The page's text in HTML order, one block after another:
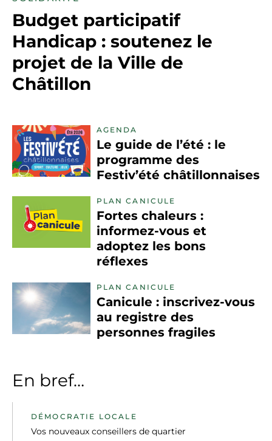
Budget participatif
Handicap : soutenez le
projet de la Ville de
Châtillon
AGENDA
Le guide de l’été : le
programme des
Festiv’été châtillonnaises
PLAN CANICULE
Fortes chaleurs :
informez-vous et
adoptez les bons
réflexes
PLAN CANICULE
Canicule : inscrivez-vous
au registre des
personnes fragiles
En bref…
DÉMOCRATIE LOCALE
Vos nouveaux conseillers de quartier